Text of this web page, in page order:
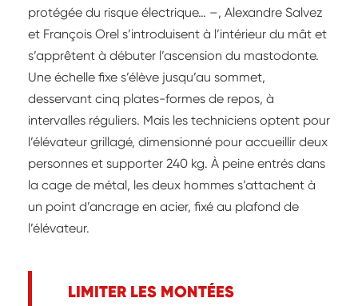
protégée du risque électrique… –, Alexandre Salvez
et François Orel s’introduisent à l’intérieur du mât et
s’apprêtent à débuter l’ascension du mastodonte.
Une échelle fixe s’élève jusqu’au sommet,
desservant cinq plates-formes de repos, à
intervalles réguliers. Mais les techniciens optent pour
l’élévateur grillagé, dimensionné pour accueillir deux
personnes et supporter 240 kg. À peine entrés dans
la cage de métal, les deux hommes s’attachent à
un point d’ancrage en acier, fixé au plafond de
l’élévateur.
LIMITER LES MONTÉES